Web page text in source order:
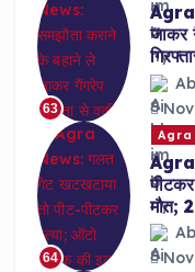
63
Agra
जाकर
64
Agra
Agra
मौत;